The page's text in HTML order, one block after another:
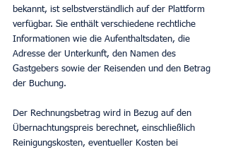
bekannt, ist selbstverständlich auf der Plattform
verfügbar. Sie enthält verschiedene rechtliche
Informationen wie die Aufenthaltsdaten, die
Adresse der Unterkunft, den Namen des
Gastgebers sowie der Reisenden und den Betrag
der Buchung.
Der Rechnungsbetrag wird in Bezug auf den
Übernachtungspreis berechnet, einschließlich
Reinigungskosten, eventueller Kosten bei